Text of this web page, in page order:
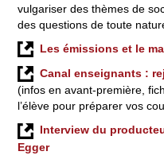
vulgariser des thèmes de
des questions de toute
Les émissions et le
Canal enseignants :
(infos en avant-première,
l’élève pour préparer vos
Interview du
Egger